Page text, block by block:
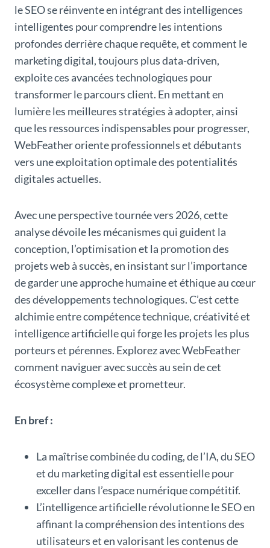
le SEO se réinvente en intégrant des intelligences
intelligentes pour comprendre les intentions
profondes derrière chaque requête, et comment le
marketing digital, toujours plus data-driven,
exploite ces avancées technologiques pour
transformer le parcours client. En mettant en
lumière les meilleures stratégies à adopter, ainsi
que les ressources indispensables pour progresser,
WebFeather oriente professionnels et débutants
vers une exploitation optimale des potentialités
digitales actuelles.
Avec une perspective tournée vers 2026, cette
analyse dévoile les mécanismes qui guident la
conception, l’optimisation et la promotion des
projets web à succès, en insistant sur l’importance
de garder une approche humaine et éthique au cœur
des développements technologiques. C’est cette
alchimie entre compétence technique, créativité et
intelligence artificielle qui forge les projets les plus
porteurs et pérennes. Explorez avec WebFeather
comment naviguer avec succès au sein de cet
écosystème complexe et prometteur.
En bref :
La maîtrise combinée du coding, de l’IA, du SEO
et du marketing digital est essentielle pour
exceller dans l’espace numérique compétitif.
L’intelligence artificielle révolutionne le SEO en
affinant la compréhension des intentions des
utilisateurs et en valorisant les contenus de